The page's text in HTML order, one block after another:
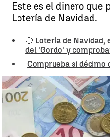
Este es el dinero que
Lotería de Navidad.
🔴 Lotería de Navidad,
del 'Gordo' y
Comprueba si décimo